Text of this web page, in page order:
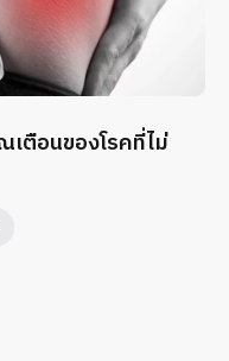
ตือนของโรคที่ไม่